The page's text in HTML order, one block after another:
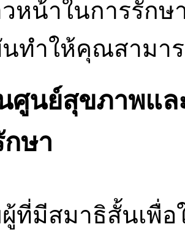
หน้าในการรัก
ทำให้คุณสามาร
ศูนย์สุขภาพแล
กษา
ที่มีสมาธิสั้นเพื่อ